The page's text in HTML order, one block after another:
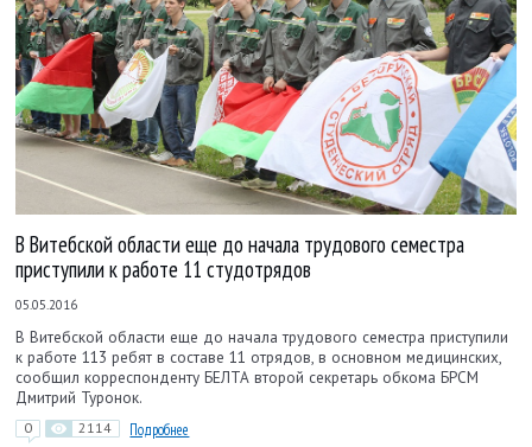
В Витебской области еще до начала трудового семестра
приступили к работе 11 студотрядов
05.05.2016
В Витебской области еще до начала трудового семестра приступили
к работе 113 ребят в составе 11 отрядов, в основном медицинских,
сообщил корреспонденту БЕЛТА второй секретарь обкома БРСМ
Дмитрий Туронок.
0 2114 Подробнее